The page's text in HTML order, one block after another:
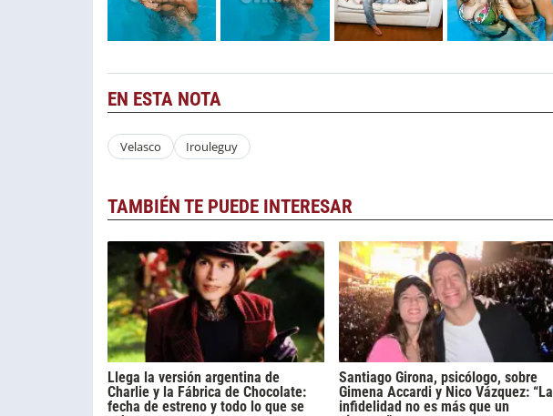
EN ESTA NOTA
Velasco Irouleguy
TAMBIÉN TE PUEDE INTERESAR
Llega la versión argentina de
Charlie y la Fábrica de Chocolate:
fecha de estreno y todo lo que se
Santiago Girona, psicólogo, sobre
Gimena Accardi y Nico Vázquez: “La
infidelidad no es más que un